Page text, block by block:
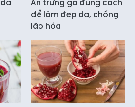
Ăn trứng gà đúng cách
để làm đẹp da, chống
lão hóa